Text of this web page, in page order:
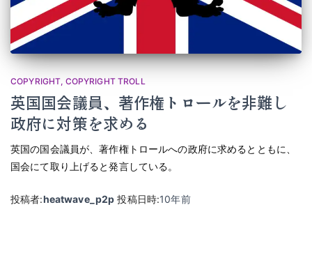
COPYRIGHT COPYRIGHT TROLL
英国国会議員、著作権トロールを非難し
政府に対策を求める
英国の国会議員が、著作権トロールへの政府に求めるとともに、
国会にて取り上げると発言している。
投稿者:heatwave_p2p 投稿日時:10年前